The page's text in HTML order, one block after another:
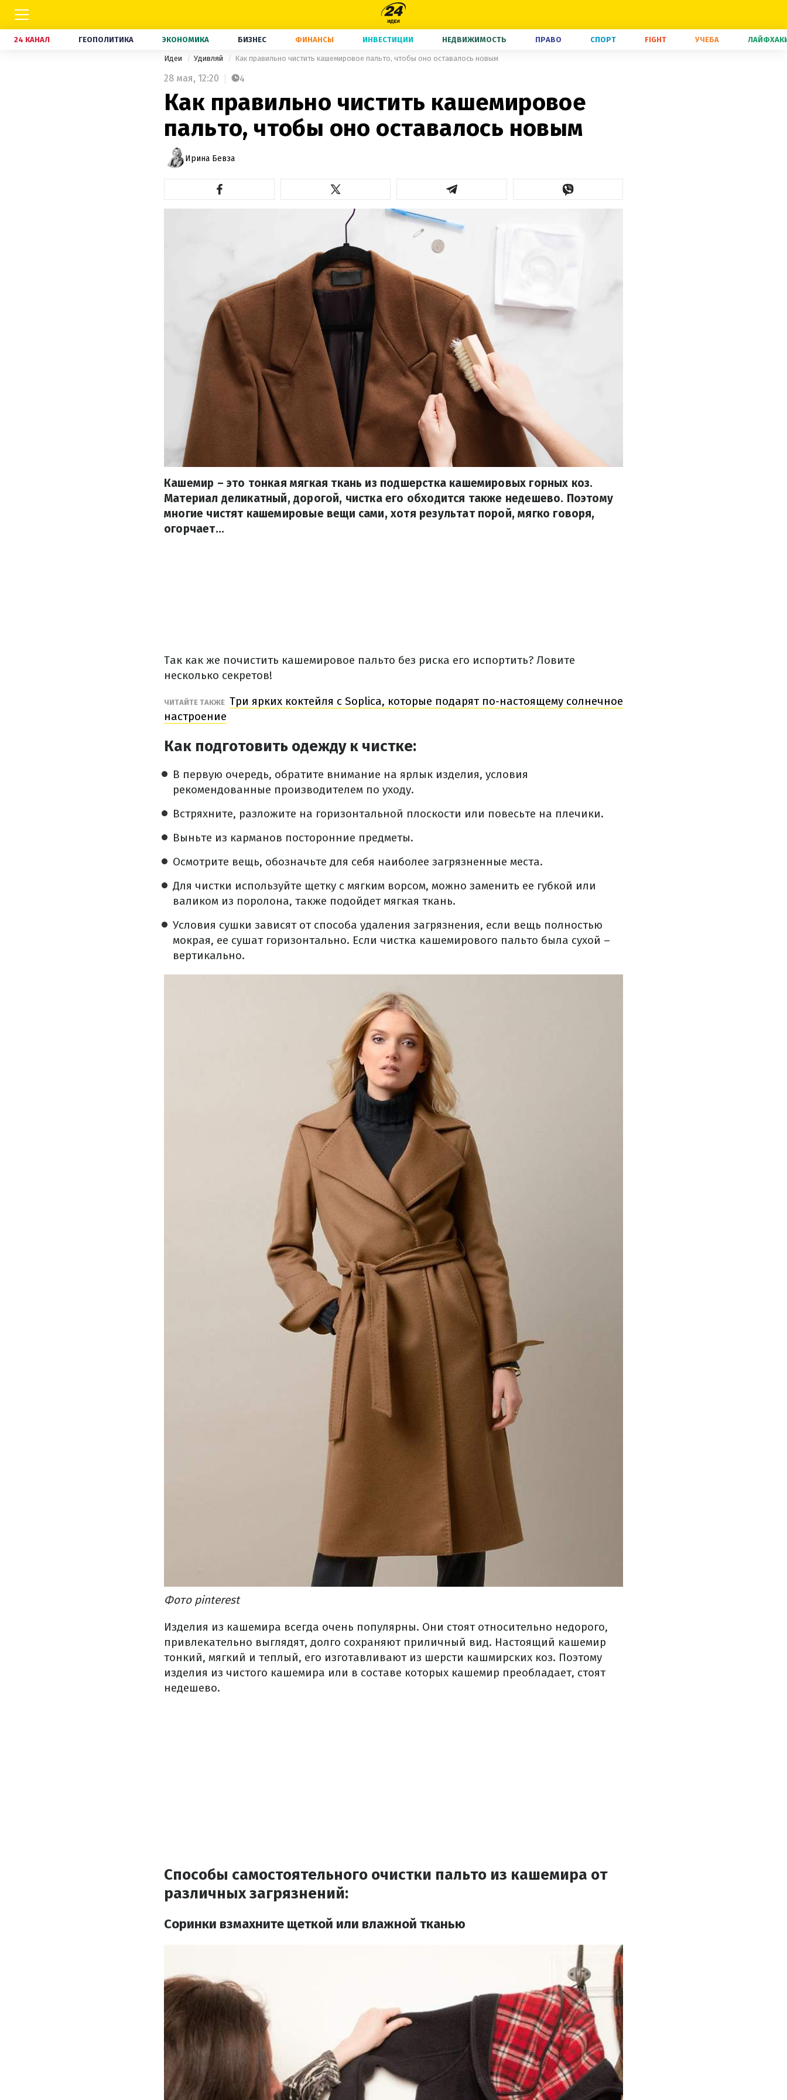
24 КАНАЛ ГЕОПОЛИТИКА ЭКОНОМИКА БИЗНЕС ФИНАНСЫ ИНВЕСТИЦИИ НЕДВИЖИМОСТЬ ПРАВО СПОРТ FIGHT УЧЕБА
Идеи Удивляй Как правильно чистить кашемировое пальто, чтобы оно оставалось новым
28 мая, 12:20 4
Как правильно чистить кашемировое
пальто, чтобы оно оставалось новым
Ирина Бевза
Кашемир – это тонкая мягкая ткань из подшерстка кашемировых горных коз.
Материал деликатный, дорогой, чистка его обходится также недешево. Поэтому
многие чистят кашемировые вещи сами, хотя результат порой, мягко говоря,
огорчает...
Так как же почистить кашемировое пальто без риска его испортить? Ловите
несколько секретов!
ЧИТАЙТЕ ТАКЖЕ Три ярких коктейля с Soplica, которые подарят по-настоящему солнечное
настроение
Как подготовить одежду к чистке:
В первую очередь, обратите внимание на ярлык изделия, условия
рекомендованные производителем по уходу.
Встряхните, разложите на горизонтальной плоскости или повесьте на плечики.
Выньте из карманов посторонние предметы.
Осмотрите вещь, обозначьте для себя наиболее загрязненные места.
Для чистки используйте щетку с мягким ворсом, можно заменить ее губкой или
валиком из поролона, также подойдет мягкая ткань.
Условия сушки зависят от способа удаления загрязнения, если вещь полностью
мокрая, ее сушат горизонтально. Если чистка кашемирового пальто была сухой –
вертикально.
Фото pinterest
Изделия из кашемира всегда очень популярны. Они стоят относительно недорого,
привлекательно выглядят, долго сохраняют приличный вид. Настоящий кашемир
тонкий, мягкий и теплый, его изготавливают из шерсти кашмирских коз. Поэтому
изделия из чистого кашемира или в составе которых кашемир преобладает, стоят
недешево.
Способы самостоятельного очистки пальто из кашемира от
различных загрязнений:
Cоринки взмахните щеткой или влажной тканью